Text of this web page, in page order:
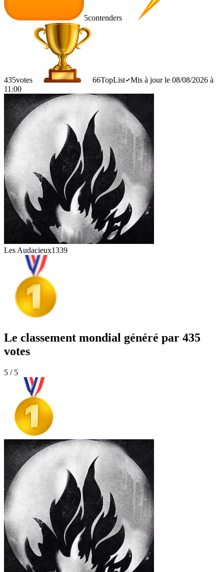
5contenders
435votes 66TopList
Mis à jour le 08/08/2026 à
11:00
Les Audacieux1339
Le classement mondial généré par 435
votes
5 / 5